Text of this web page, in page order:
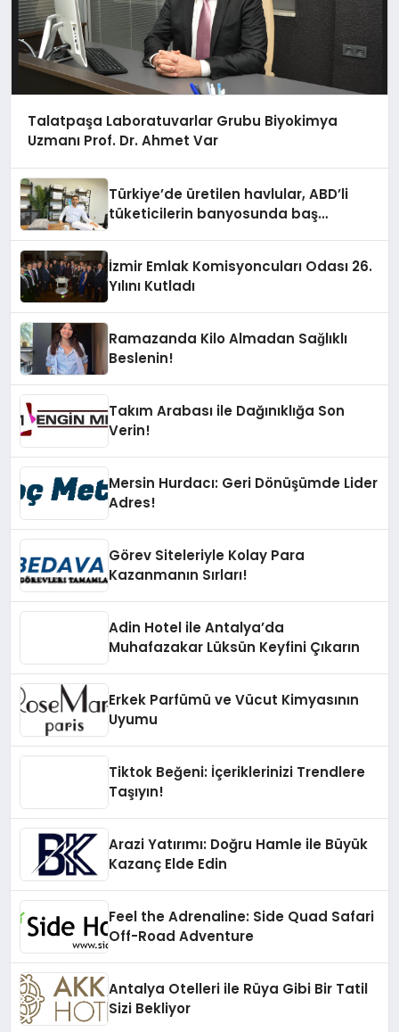
Talatpaşa Laboratuvarlar Grubu Biyokimya
Uzmanı Prof. Dr. Ahmet Var
Türkiye’de üretilen havlular, ABD’li
tüketicilerin banyosunda baş
İzmir Emlak Komisyoncuları Odası 26.
Yılını Kutladı
Ramazanda Kilo Almadan Sağlıklı
Beslenin!
Takım Arabası ile Dağınıklığa Son
Verin!
Mersin Hurdacı: Geri Dönüşümde Lider
Adres!
Görev Siteleriyle Kolay Para
Kazanmanın Sırları!
Adin Hotel ile Antalya’da
Muhafazakar Lüksün Keyfini Çıkarın
Erkek Parfümü ve Vücut Kimyasının
Uyumu
Tiktok Beğeni: İçeriklerinizi Trendlere
Taşıyın!
Arazi Yatırımı: Doğru Hamle ile Büyük
Kazanç Elde Edin
Feel the Adrenaline: Side Quad Safari
Off-Road Adventure
Antalya Otelleri ile Rüya Gibi Bir Tatil
Sizi Bekliyor